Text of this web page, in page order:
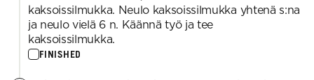
kaksoissilmukka. Neulo kaksoissilmukka yhtenä s:na
ja neulo vielä 6 n. Käännä työ ja tee
kaksoissilmukka.
FINISHED